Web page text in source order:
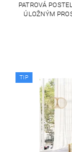
PATROVÁ
ÚLOŽNÝM
TIP